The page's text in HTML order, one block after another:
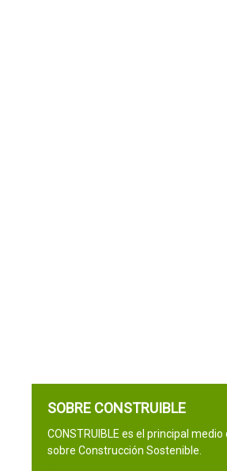
SOBRE CONSTRUIBLE
CONSTRUIBLE es el principal
sobre Construcción Sostenible.